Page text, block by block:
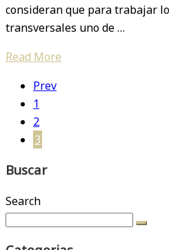
consideran que para trabajar
transversales uno de …
Read More
Prev
1
2
3
Buscar
Search